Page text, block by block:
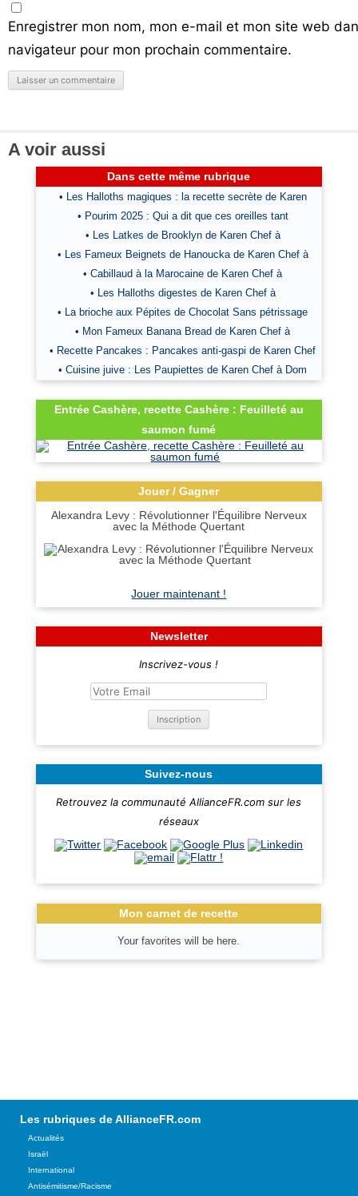
Enregistrer mon nom, mon e-mail et mon site web
navigateur pour mon prochain commentaire.
A voir aussi
Dans cette même rubrique
• Les Halloths magiques : la recette secrète de Karen
• Pourim 2025 : Qui a dit que ces oreilles tant
• Les Latkes de Brooklyn de Karen Chef à
• Les Fameux Beignets de Hanoucka de Karen Chef à
• Cabillaud à la Marocaine de Karen Chef à
• Les Halloths digestes de Karen Chef à
• La brioche aux Pépites de Chocolat Sans pétrissage
• Mon Fameux Banana Bread de Karen Chef à
• Recette Pancakes : Pancakes anti-gaspi de Karen Chef
• Cuisine juive : Les Paupiettes de Karen Chef à Dom
Entrée Cashère, recette Cashère : Feuilleté au
saumon fumé
Jouer / Gagner
Alexandra Levy : Révolutionner l'Équilibre Nerveux
avec la Méthode Quertant
Jouer maintenant !
Newsletter
Inscrivez-vous !
Suivez-nous
Retrouvez la communauté AllianceFR.com sur les
réseaux
Mon carnet de recette
Your favorites will be here.
Les rubriques de AllianceFR.com
Actualités
Israël
International
Antisémitisme/Racisme